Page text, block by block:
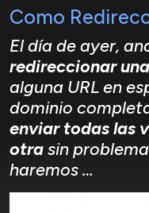
Como
El día de ayer,
redireccionar
alguna URL en
dominio
enviar todas las
otrasin
haremos …